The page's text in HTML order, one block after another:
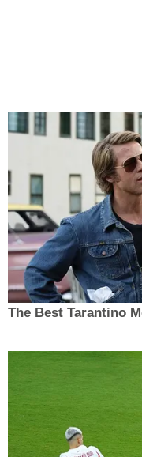
The Best Tarantino